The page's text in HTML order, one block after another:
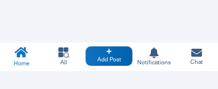
Home All Add Post Notifications Chat